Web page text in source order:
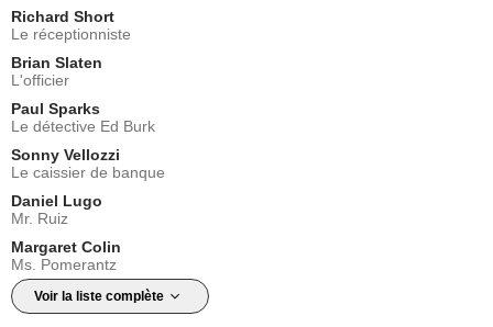
Richard Short
Le réceptionniste
Brian Slaten
L'officier
Paul Sparks
Le détective Ed Burk
Sonny Vellozzi
Le caissier de banque
Daniel Lugo
Mr. Ruiz
Margaret Colin
Ms. Pomerantz
Voir la liste complète